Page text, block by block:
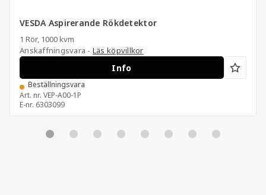
VESDA Aspirerande Rökdetektor
1 Rör, 1000 kvm
Anskaffningsvara - Läs köpvillkor
Info
Beställningsvara
Art. nr. VEP-A00-1P
E-nr. 6303099